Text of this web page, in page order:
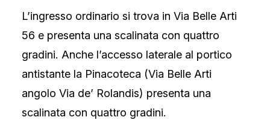
L’ingresso ordinario si trova in Via Belle Arti
56 e presenta una scalinata con quattro
gradini. Anche l’accesso laterale al portico
antistante la Pinacoteca (Via Belle Arti
angolo Via de’ Rolandis) presenta una
scalinata con quattro gradini.